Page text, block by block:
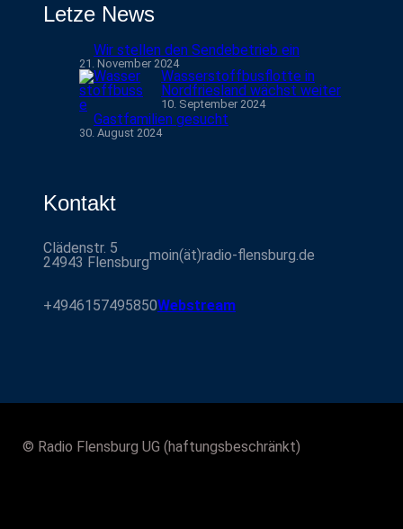
Letze News
Wir stellen den Sendebetrieb ein
21. November 2024
Wasserstoffbusflotte in
Nordfriesland wächst weiter
10. September 2024
Gastfamilien gesucht
30. August 2024
Kontakt
Clädenstr. 5
24943 Flensburgmoin(ät)radio-flensburg.de
+4946157495850Webstream
© Radio Flensburg UG (haftungsbeschränkt)